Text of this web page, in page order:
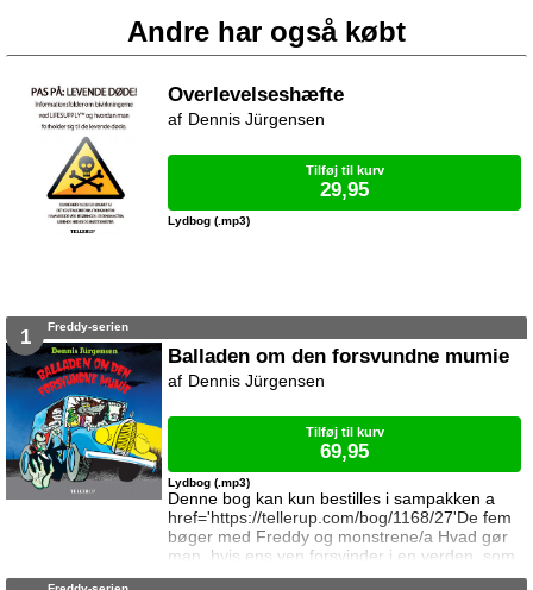
Andre har også købt
Overlevelseshæfte
Lydbog (.mp3)
Dennis Jürgensen
Tilføj til kurv
29,95
1 Freddy-serien
Balladen om den forsvundne mumie
Denne bog kan kun bestilles i sampakken a
href='https://tellerup.com/bog/1168/27'De fem
bøger med Freddy og monstrene/a Hvad gør
man, hvis ens ven forsvinder i en verden, som
man ikke har kendskab til, men gerne vil have
Lydbog (.mp3)
Dennis Jürgensen
Tilføj til kurv
69,95